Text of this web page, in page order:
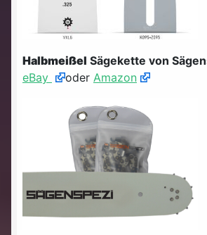
Halbmeißel Sägekette von
eBay
oder Amazon